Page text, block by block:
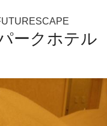
ークホテ